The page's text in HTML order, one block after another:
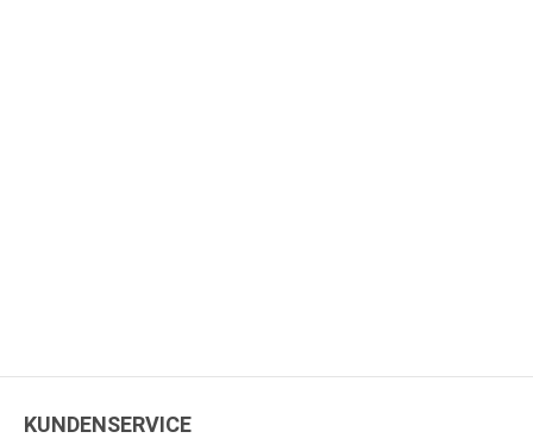
KUNDENSERVICE